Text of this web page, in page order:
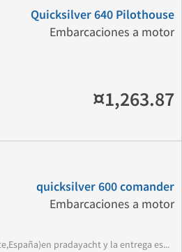
Quicksilver 640 Pilothouse
Embarcaciones a motor
¤1,263.87
quicksilver 600 comander
Embarcaciones a motor
pradayacht y la entrega es...